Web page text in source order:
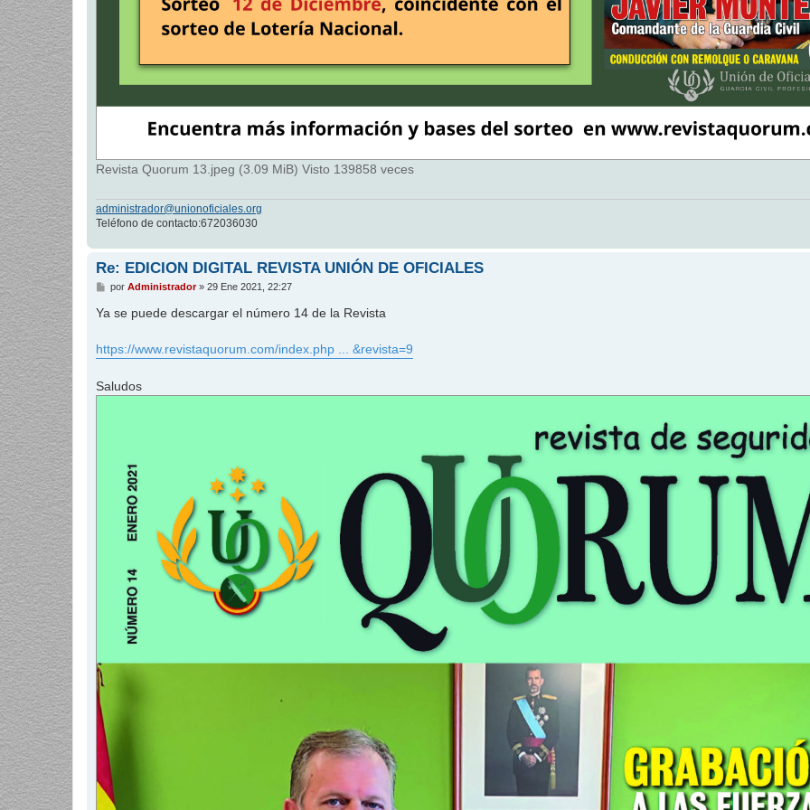
Revista Quorum 13.jpeg (3.09 MiB) Visto 139858 veces
administrador@unionoficiales.org
Teléfono de contacto:672036030
Re: EDICION DIGITAL REVISTA UNIÓN DE OFICIALES
M
n
s
j
e
por Administrador» 29 Ene 2021, 22:27
Ya se puede descargar el número 14 de la Revista
https://www.revistaquorum.com/index.php ... &revista=9
Saludos